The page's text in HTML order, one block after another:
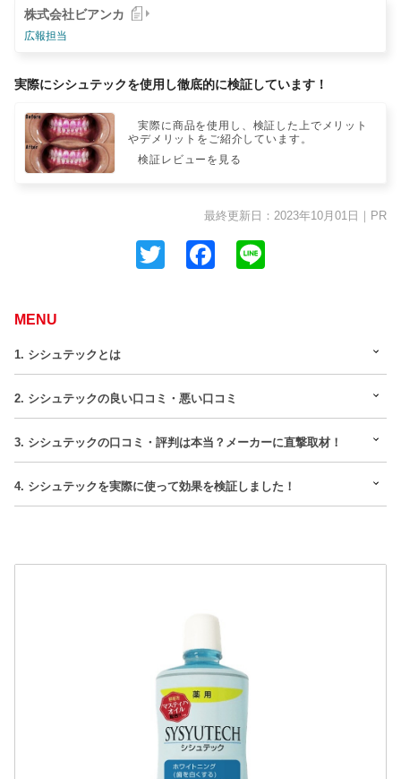
株式会社ビアンカ
広報担当
実際にシシュテックを使用し徹底的に検証しています！
実際に商品を使用し、検証した上でメリット
やデメリットをご紹介しています。
検証レビューを見る
最終更新日：2023年10月01日 ｜ PR
TwitterFacebook
MENU
1. シシュテックとは
2. シシュテックの良い口コミ・悪い口コミ
3. シシュテックの口コミ・評判は本当？メーカーに直撃取材！
4. シシュテックを実際に使って効果を検証しました！